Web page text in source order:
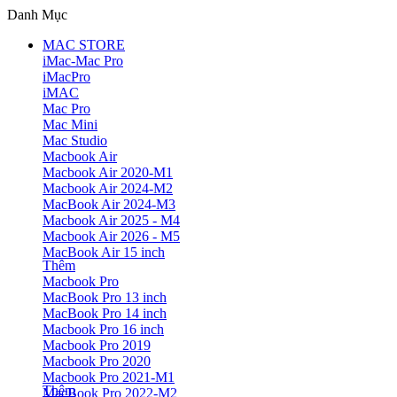
Danh Mục
MAC STORE
iMac-Mac Pro
iMacPro
iMAC
Mac Pro
Mac Mini
Mac Studio
Macbook Air
Macbook Air 2020-M1
Macbook Air 2024-M2
MacBook Air 2024-M3
Macbook Air 2025 - M4
Macbook Air 2026 - M5
MacBook Air 15 inch
Thêm
Macbook Pro
MacBook Pro 13 inch
MacBook Pro 14 inch
Macbook Pro 16 inch
Macbook Pro 2019
Macbook Pro 2020
Macbook Pro 2021-M1
MacBook Pro 2022-M2
Thêm